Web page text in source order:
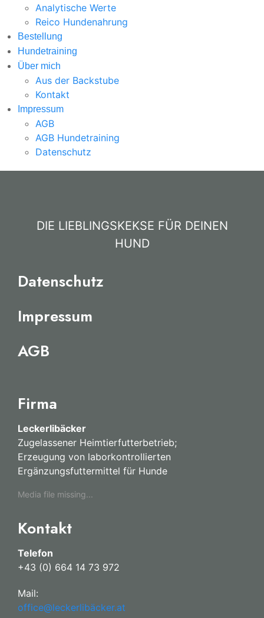
Analytische Werte
Reico Hundenahrung
Bestellung
Hundetraining
Über mich
Aus der Backstube
Kontakt
Impressum
AGB
AGB Hundetraining
Datenschutz
DIE LIEBLINGSKEKSE FÜR DEINEN
HUND
Kontakt
Telefon
+43 (0) 664 14 73 972
Mail:
office@leckerlibäcker.at
Firma
Leckerlibäcker
Zugelassener Heimtierfutterbetrieb;
Erzeugung von laborkontrollierten
Ergänzungsfuttermittel für Hunde
Media file missing...
Datenschutz
Impressum
AGB